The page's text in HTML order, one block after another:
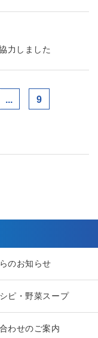
力しました
... 9
のお知らせ
ピ・野菜スープ
わせのご案内